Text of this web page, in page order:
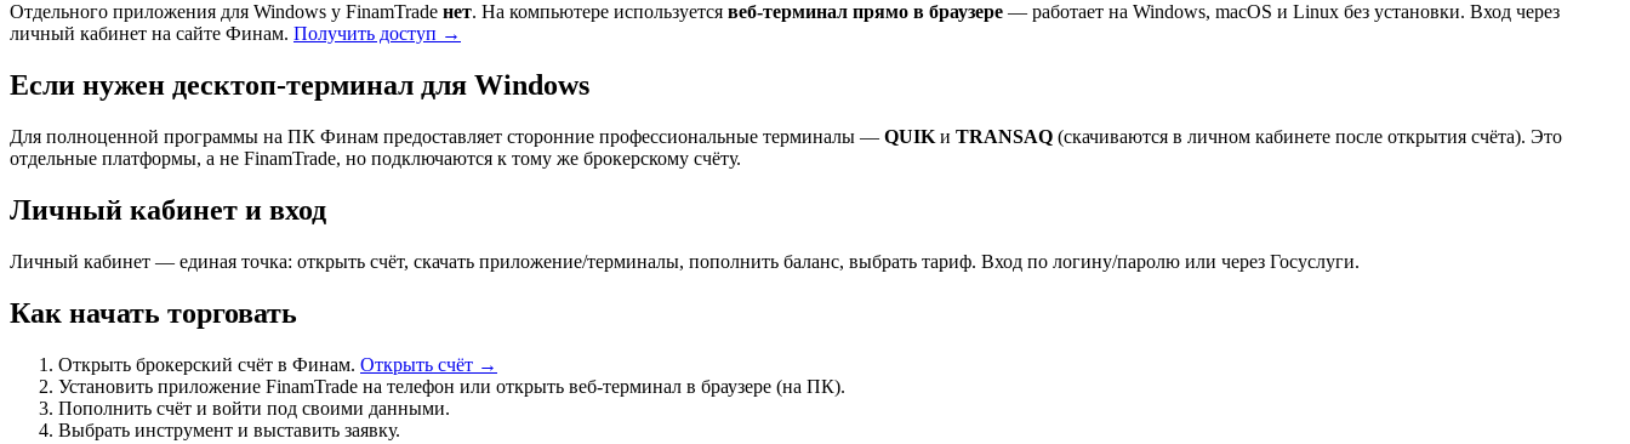
Отдельного приложения для Windows у FinamTrade нет. На компьютере используется веб-терминал прямо в браузере — работает на Windows, macOS и Linux без установки. Вход через
личный кабинет на сайте Финам. Получить доступ →
Если нужен десктоп-терминал для Windows
Для полноценной программы на ПК Финам предоставляет сторонние профессиональные терминалы — QUIK и TRANSAQ (скачиваются в личном кабинете после открытия счёта). Это
отдельные платформы, а не FinamTrade, но подключаются к тому же брокерскому счёту.
Личный кабинет и вход
Личный кабинет — единая точка: открыть счёт, скачать приложение/терминалы, пополнить баланс, выбрать тариф. Вход по логину/паролю или через Госуслуги.
Как начать торговать
Открыть брокерский счёт в Финам. Открыть счёт →
Установить приложение FinamTrade на телефон или открыть веб-терминал в браузере (на ПК).
Пополнить счёт и войти под своими данными.
Выбрать инструмент и выставить заявку.